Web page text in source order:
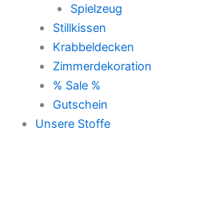
Spielzeug
Stillkissen
Krabbeldecken
Zimmerdekoration
% Sale %
Gutschein
Unsere Stoffe